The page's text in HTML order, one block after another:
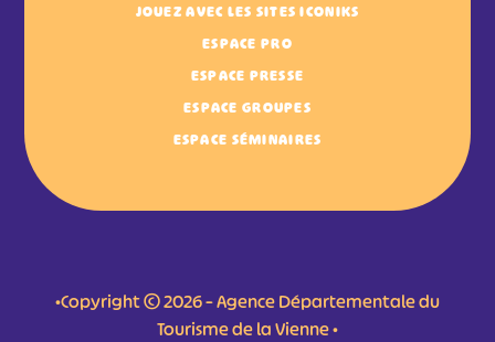
JOUEZ AVEC LES SITES ICONIKS
ESPACE PRO
ESPACE PRESSE
ESPACE GROUPES
ESPACE SÉMINAIRES
•Copyright © 2026 – Agence Départementale du
Tourisme de la Vienne •